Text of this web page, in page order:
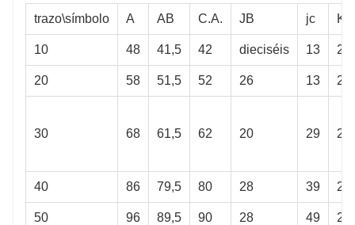
trazo\símbolo A AB C.A. JB jc KB
10 48 41,5 42 dieciséis 13 22
20 58 51,5 52 26 13 25
30 68 61,5 62 20 29 21
40 86 79,5 80 28 39 26
50 96 89,5 90 28 49 27